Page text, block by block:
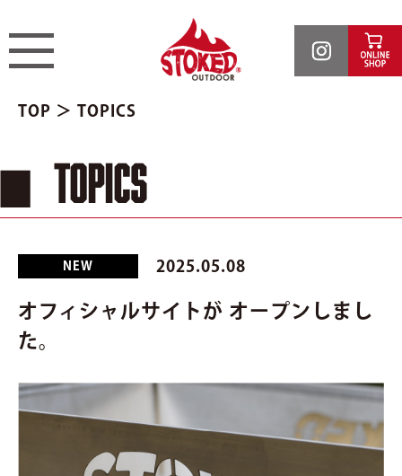
TOP ＞ TOPICS
TOPICS
NEW 2025.05.08
オフィシャルサイトが オープンしまし
た。